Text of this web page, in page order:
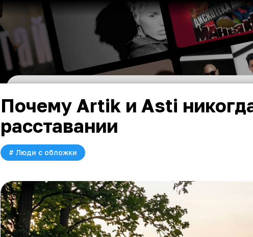
Почему Artik и Asti
расставании
# Люди с обложки